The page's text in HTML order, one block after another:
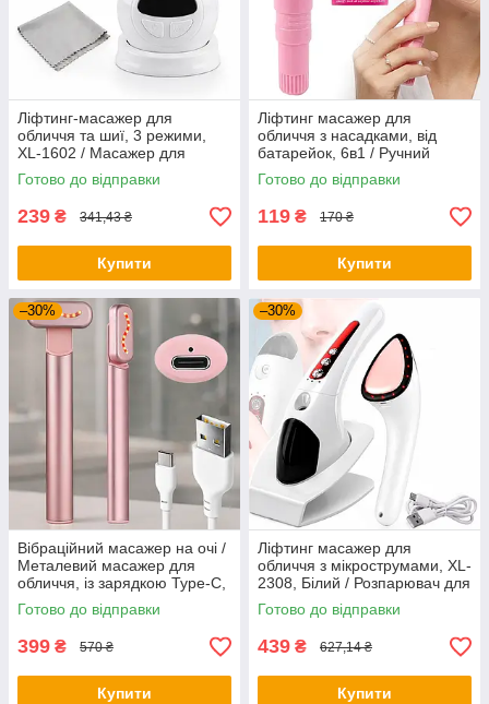
Ліфтинг-масажер для
обличчя та шиї, 3 режими,
XL-1602 / Масажер для
підтяжки обличчя / Ручний
масажер для шиї
Готово до відправки
239 ₴ 341,43 ₴
Купити
Ліфтинг масажер для
обличчя з насадками, від
батарейок, 6в1 / Ручний
масажер / Міні масажер для
обличчя
Готово до відправки
119 ₴ 170 ₴
Купити
–30%
Вібраційний масажер на очі /
Металевий масажер для
обличчя, із зарядкою Type-C,
Рожевий / Акумуляторний
масажер для очей
Готово до відправки
399 ₴ 570 ₴
Купити
–30%
Ліфтинг масажер для
обличчя з мікрострумами, XL-
2308, Білий / Розпарювач для
видалення зморшок /
Масажер зволожувач для
Готово до відправки
439 ₴ 627,14 ₴
Купити